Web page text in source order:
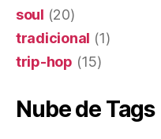
soul (20)
tradicional (1)
trip-hop (15)
Nube de Tags